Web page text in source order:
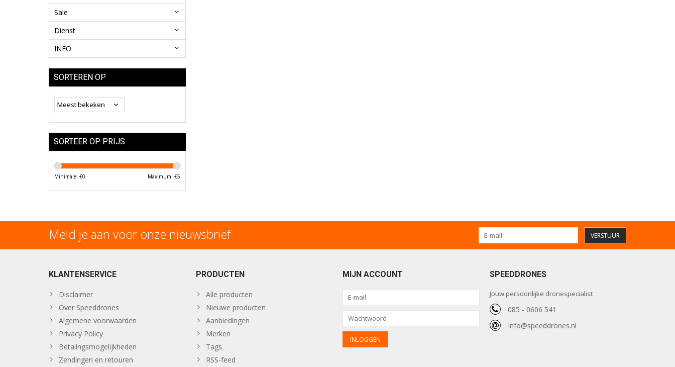
Sale
Dienst
INFO
SORTEREN OP
SORTEER OP PRIJS
Minimale: €0 Maximum: €5
Meld je aan voor onze nieuwsbrief VERSTUUR
KLANTENSERVICE
Disclaimer
Over Speeddrones
Algemene voorwaarden
Privacy Policy
Betalingsmogelijkheden
Zendingen en retouren
PRODUCTEN
Alle producten
Nieuwe producten
Aanbiedingen
Merken
Tags
RSS-feed
MIJN ACCOUNT SPEEDDRONES
Jouw persoonlijke dronespecialist
085 - 0606 541
Info@speeddrones.nl